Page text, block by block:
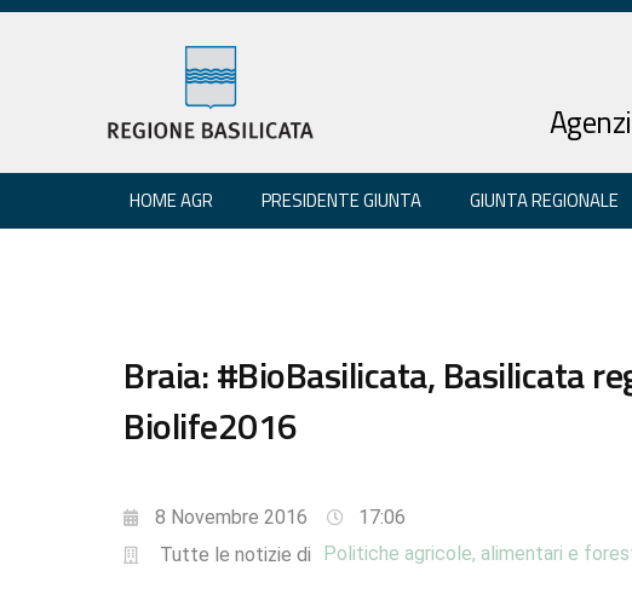
HOME AGR PRESIDENTE GIUNTA GIUNTA REGIONALE
Braia: #BioBasilicata, Basilicata
Biolife2016
8 Novembre 2016
17:06
Tutte le notizie di
Politiche agricole, alimentari e